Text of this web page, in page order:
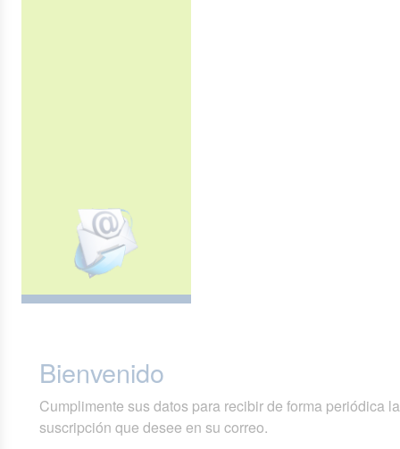
Bienvenido
Cumplimente sus datos para recibir de forma periódica
suscripción que desee en su correo.